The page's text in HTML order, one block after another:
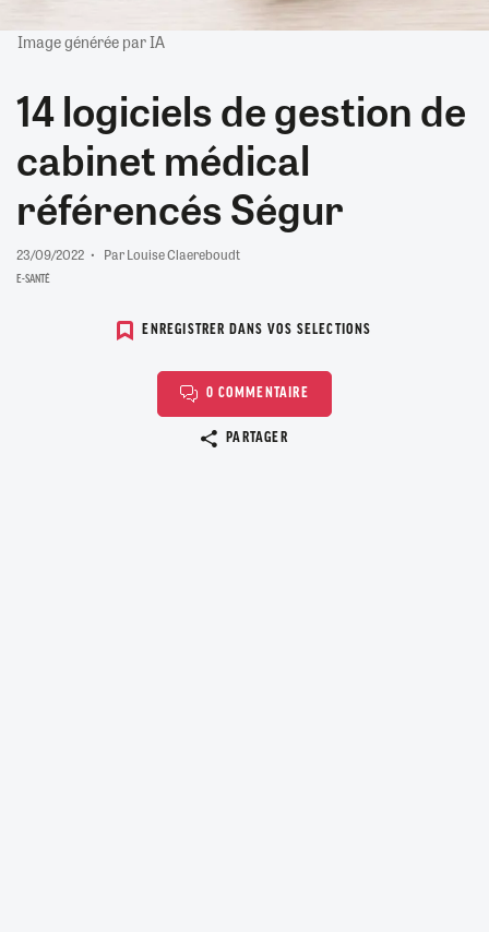
Image générée par IA
14 logiciels de gestion de
cabinet médical
référencés Ségur
23/09/2022 Par Louise Claereboudt
E-SANTÉ
ENREGISTRER DANS VOS SELECTIONS
0 COMMENTAIRE
PARTAGER